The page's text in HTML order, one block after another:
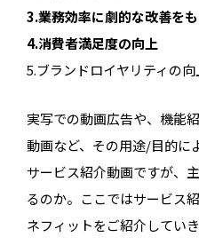
3.業務効率に劇的な改善を
4.消費者満足度の向上
5.ブランドロイヤリティの向
実写での動画広告や、機能
動画など、その用途/目的に
サービス紹介動画ですが、
るのか。ここではサービス
ネフィットをご紹介していき